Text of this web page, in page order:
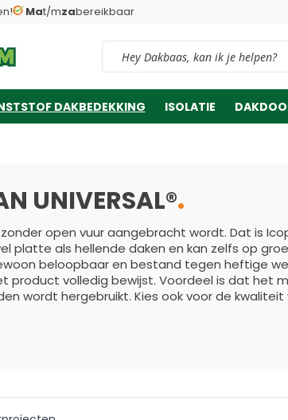
Mat/mzabereikbaar
Vind snel jouw product
DAKBEDEKKING ISOLATIE
UNIVERSAL®
open vuur aangebracht wordt. Dat is
platte als hellende daken en kan zelfs op
beloopbaar en bestand tegen heftige
product volledig bewijst. Voordeel is dat het
wordt hergebruikt. Kies ook voor de kwaliteit